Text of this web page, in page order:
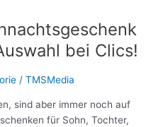
bei Clics!
/TMSMedia
sind aber immer noch auf
für Sohn, Tochter,